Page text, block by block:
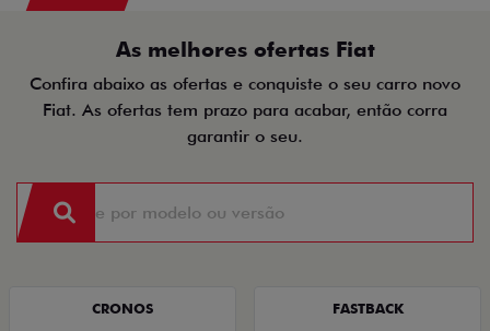
As melhores ofertas Fiat
Confira abaixo as ofertas e conquiste o seu carro novo
Fiat. As ofertas tem prazo para acabar, então corra
garantir o seu.
CRONOS FASTBACK